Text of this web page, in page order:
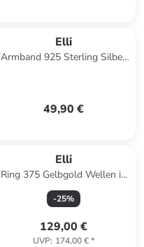
Elli
Armband 925 Sterling Silber
49,90 €
Elli
Ring 375 Gelbgold Wellen in
Gold
-25%
129,00 €
UVP: 174,00 €*